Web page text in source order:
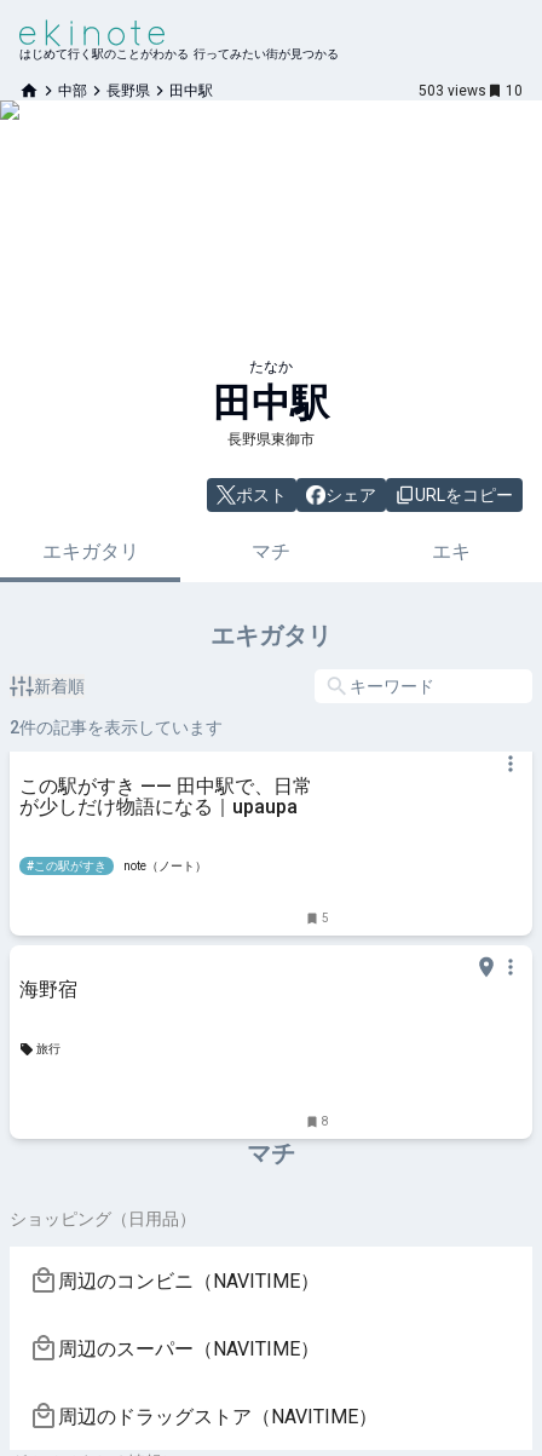
はじめて行く駅のことがわかる 行ってみたい街が見つかる
中部 長野県 田中駅 503 views 10
たなか
田中駅
長野県東御市
ポスト シェア URLをコピー
エキガタリ マチ エキ
エキガタリ
新着順
2件の記事を表示しています
この駅がすき —— 田中駅で、日常
が少しだけ物語になる｜upaupa
#この駅がすき note（ノート）
5
海野宿
旅行
8
マチ
ショッピング（日用品）
周辺のコンビニ（NAVITIME）
周辺のスーパー（NAVITIME）
周辺のドラッグストア（NAVITIME）